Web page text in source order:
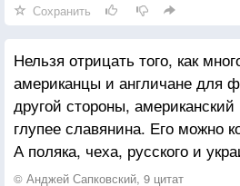
Жалко Россию и жаль Беларусь.
Жальче, пожалуй, Россию.
Сдохнем, пока будет кто-то
деньги нагуливать, рожи!
Сердце устало любить и
И не отчаялось всё же!
Как его вырвать, кавказский
И со славянами — смута
Сохранить
Нельзя отрицать того, как
американцы и англичане для
другой стороны,
глупее славянина. Его можно
А поляка, чеха, русского и
© Анджей Сапковский, 9 цитат